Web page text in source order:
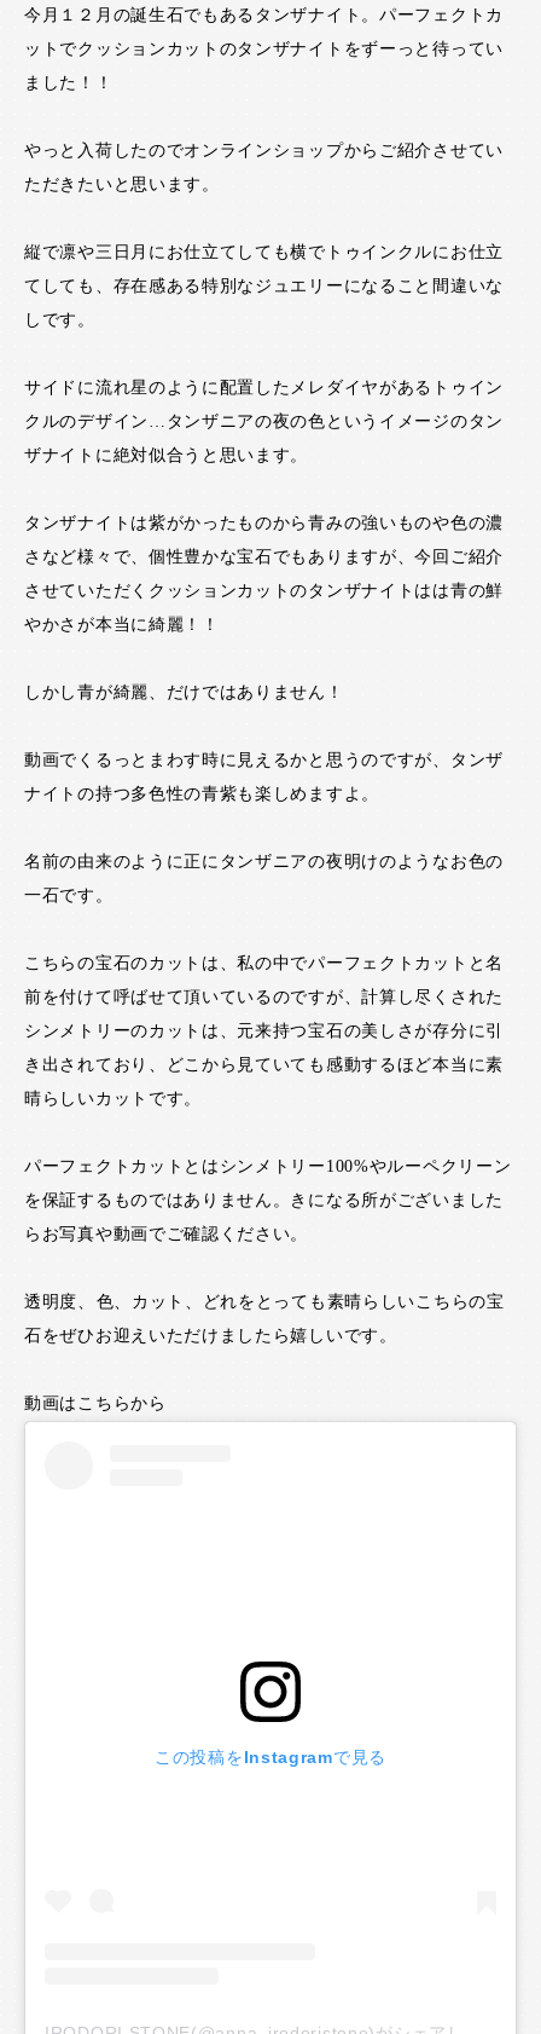
今月１２月の誕生石でもあるタンザナイト。パーフェクトカ
ットでクッションカットのタンザナイトをずーっと待ってい
ました！！
やっと入荷したのでオンラインショップからご紹介させてい
ただきたいと思います。
縦で凛や三日月にお仕立てしても横でトゥインクルにお仕立
てしても、存在感ある特別なジュエリーになること間違いな
しです。
サイドに流れ星のように配置したメレダイヤがあるトゥイン
クルのデザイン…タンザニアの夜の色というイメージのタン
ザナイトに絶対似合うと思います。
タンザナイトは紫がかったものから青みの強いものや色の濃
さなど様々で、個性豊かな宝石でもありますが、今回ご紹介
させていただくクッションカットのタンザナイトはは青の鮮
やかさが本当に綺麗！！
しかし青が綺麗、だけではありません！
動画でくるっとまわす時に見えるかと思うのですが、タンザ
ナイトの持つ多色性の青紫も楽しめますよ。
名前の由来のように正にタンザニアの夜明けのようなお色の
一石です。
こちらの宝石のカットは、私の中でパーフェクトカットと名
前を付けて呼ばせて頂いているのですが、計算し尽くされた
シンメトリーのカットは、元来持つ宝石の美しさが存分に引
き出されており、どこから見ていても感動するほど本当に素
晴らしいカットです。
パーフェクトカットとはシンメトリー100%やルーペクリーン
を保証するものではありません。きになる所がございました
らお写真や動画でご確認ください。
透明度、色、カット、どれをとっても素晴らしいこちらの宝
石をぜひお迎えいただけましたら嬉しいです。
動画はこちらから
この投稿をInstagramで見る